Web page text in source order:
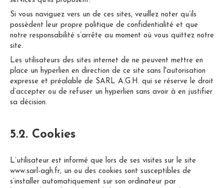
Si vous naviguez vers un de ces sites, veuillez noter qu’ils
possèdent leur propre politique de confidentialité et que
notre responsabilité s’arrête au moment où vous quittez notre
site.
Les utilisateurs des sites internet de ne peuvent mettre en
place un hyperlien en direction de ce site sans l'autorisation
expresse et préalable de SARL A.G.H. qui se réserve le droit
d’accepter ou de refuser un hyperlien sans avoir à en justifier
sa décision.
5.2. Cookies
L’utilisateur est informé que lors de ses visites sur le site
www.sarl-agh.fr, un ou des cookies sont susceptibles de
s’installer automatiquement sur son ordinateur par